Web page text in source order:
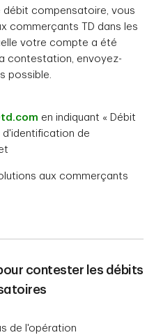
compensatoire, vous
commerçants TD dans les
votre compte a été
contestation, envoyez-
possible.
en indiquant « Débit
de
aux commerçants
contester les débits
de l'opération